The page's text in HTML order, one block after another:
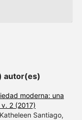
autor(es)
moderna: una
v. 2 (2017)
Santiago,